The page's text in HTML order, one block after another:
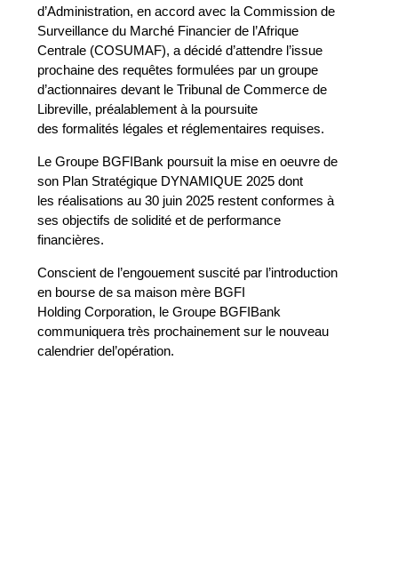
d’Administration, en accord avec la Commission de
Surveillance du Marché Financier de l’Afrique
Centrale (COSUMAF), a décidé d’attendre l’issue
prochaine des requêtes formulées par un groupe
d’actionnaires devant le Tribunal de Commerce de
Libreville, préalablement à la poursuite
des formalités légales et réglementaires requises.
Le Groupe BGFIBank poursuit la mise en oeuvre de
son Plan Stratégique DYNAMIQUE 2025 dont
les réalisations au 30 juin 2025 restent conformes à
ses objectifs de solidité et de performance
financières.
Conscient de l’engouement suscité par l’introduction
en bourse de sa maison mère BGFI
Holding Corporation, le Groupe BGFIBank
communiquera très prochainement sur le nouveau
calendrier del’opération.